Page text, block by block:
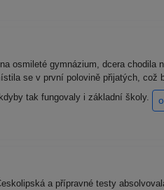
osmileté gymnázium, dcera chodila
se v první polovině přijatých,
tak fungovaly i základní školy.
a přípravné testy